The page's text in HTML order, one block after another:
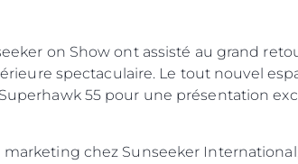
on Show ont assisté au grand
spectaculaire. Le tout nouvel
55 pour une présentation
VIP.
chez Sunseeker
Notre